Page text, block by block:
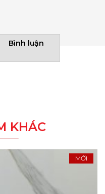
Bình luận
KHÁC
MỚI